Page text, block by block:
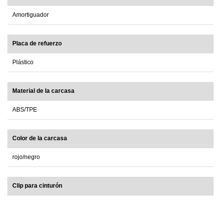
Amortiguador
Placa de refuerzo
Plástico
Material de la carcasa
ABS/TPE
Color de la carcasa
rojo/negro
Clip para cinturón